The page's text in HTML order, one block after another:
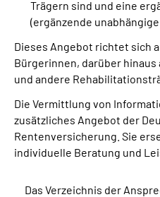
Trägern sind und eine
(ergänzende
Dieses Angebot richtet sich
Bürgerinnen, darüber
und andere
Die Vermittlung von
zusätzliches Angebot der
Rentenversicherung. Sie
individuelle Beratung und
Das Verzeichnis der